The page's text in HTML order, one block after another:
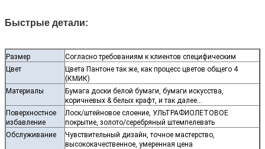
Быстрые детали:
Размер
Согласно требованиям к клиентов специфическим
Цвет
Цвета Пантоне так же, как процесс цветов общего 4
(КМИК)
Материалы
Бумага доски белой бумаги, бумаги искусства,
коричневых & белых крафт, и так далее…
Поверхностное
избавление
Лоск/штейновое слоение, УЛЬТРАФИОЛЕТОВОЕ
покрытие, золото/серебряный штемпелевать
Обслуживание
Чувствительный дизайн, точное мастерство,
высококачественное, умеренная цена